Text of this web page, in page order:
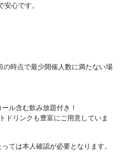
心です。
時点で最少開催人数に満たない場
ル含む飲み放題付き！
ドリンクも豊富にご用意していま
ては本人確認が必要となります。